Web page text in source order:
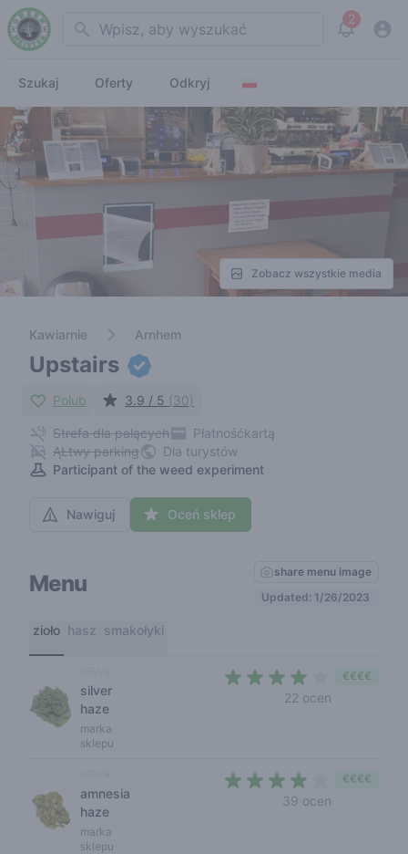
Search 2
View
Szukaj Oferty Odkryj
Zobacz wszystkie media
Kawiarnie Arnhem
Upstairs
Polub 3.9 / 5 (30)
Strefa dla palących
Płatnośćkartą
ĄŁtwy parking
Dla turystów
Participant of the weed experiment
Nawiguj Oceń sklep
Menu
share menu image
Updated: 1/26/2023
zioło hasz smakołyki
silver
haze
marka
sklepu
22 ocen
€€€€
amnesia
haze
marka
sklepu
39 ocen
€€€€